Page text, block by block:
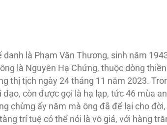
danh là Phạm Văn Thương, sinh năm
là Nguyên Hạ Chứng, thuộc dòng
thị tịch ngày 24 tháng 11 năm 2023.
còn được gọi là hạ lạp, tức 46 mùa
chừng ấy năm mà ông đã để lại cho
trí tuệ có thể nói là vô giá, với hàng